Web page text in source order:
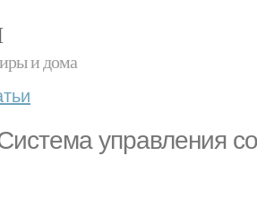
и дома
управления